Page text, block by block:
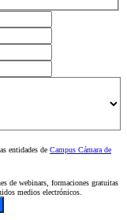
entidades de Campus Cámara de
de webinars, formaciones gratuitas
medios electrónicos.